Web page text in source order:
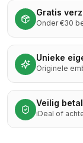
Gratis
Onder €30
Unieke
Originele
Veilig
iDeal of